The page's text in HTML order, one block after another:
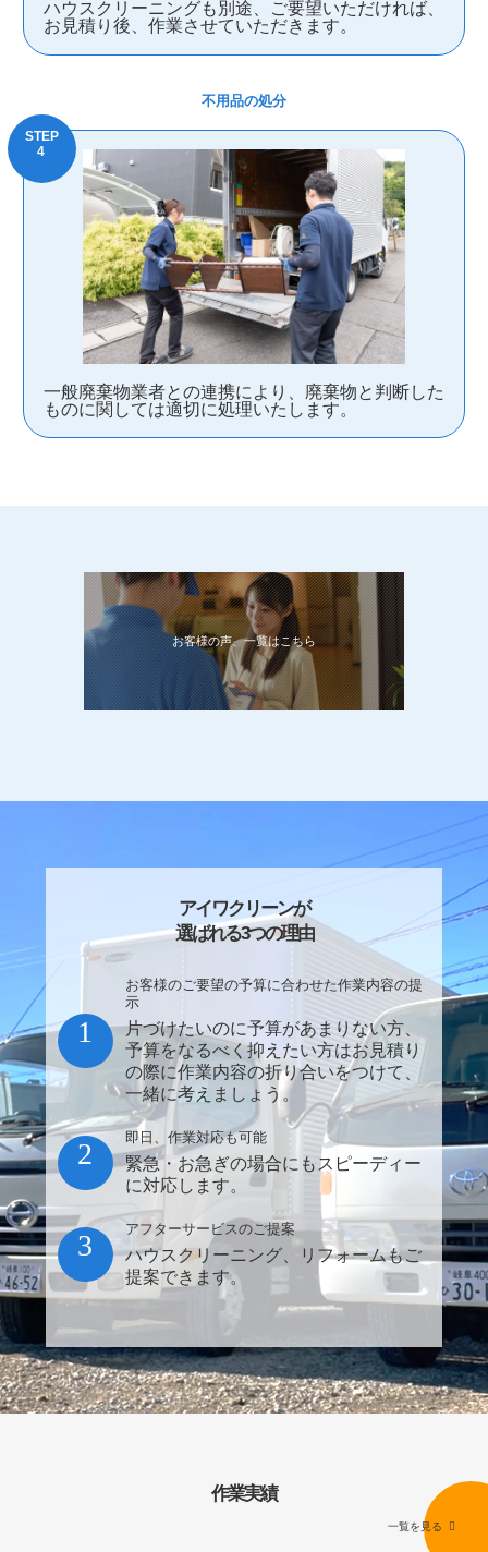
ハウスクリーニングも別途、ご要望いただければ、
お見積り後、作業させていただきます。
不用品の処分
一般廃棄物業者との連携により、廃棄物と判断した
ものに関しては適切に処理いたします。
お客様の声、一覧はこちら
アイワクリーンが
選ばれる3つの理由
お客様のご要望の予算に合わせた作業内容の提
示
片づけたいのに予算があまりない方、
予算をなるべく抑えたい方はお見積り
の際に作業内容の折り合いをつけて、
一緒に考えましょう。
1
即日、作業対応も可能
緊急・お急ぎの場合にもスピーディー
に対応します。
2
アフターサービスのご提案
ハウスクリーニング、リフォームもご
提案できます。
3
作業実績
一覧を見る